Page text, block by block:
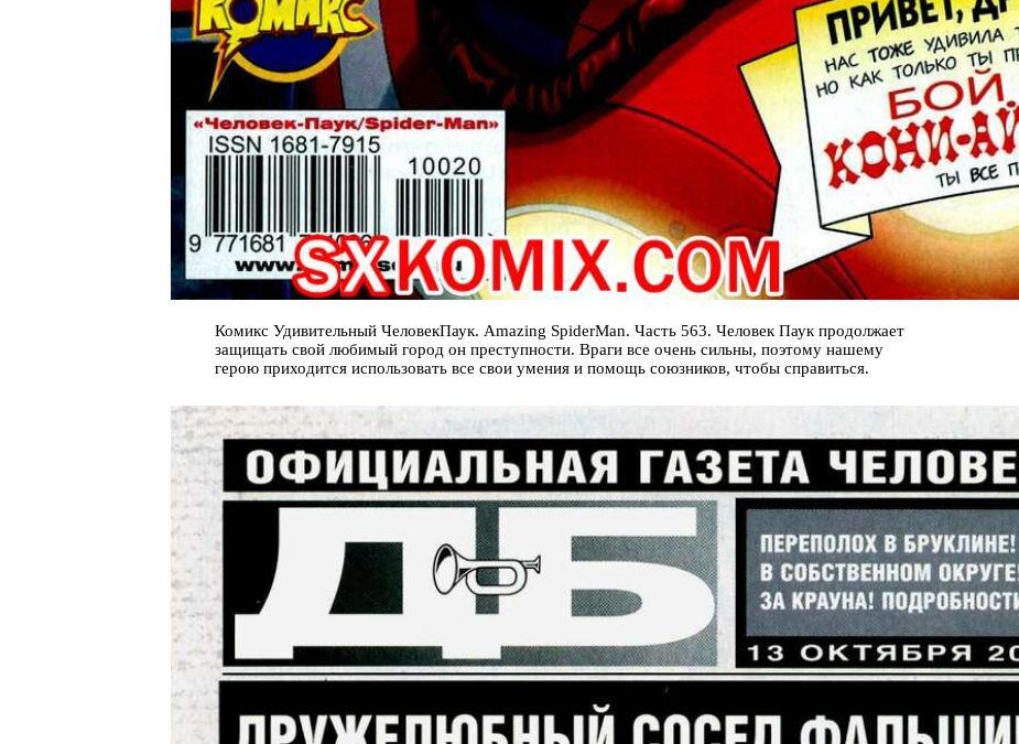
Комикс Удивительный ЧеловекПаук. Amazing SpiderMan. Часть 563. Человек Паук продолжает
защищать свой любимый город он преступности. Враги все очень сильны, поэтому нашему
герою приходится использовать все свои умения и помощь союзников, чтобы справиться.